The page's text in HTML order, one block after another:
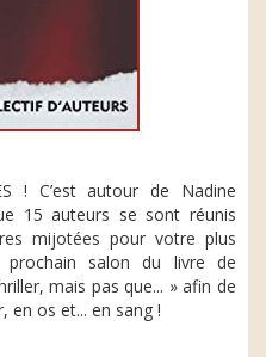
! C’est autour de Nadine
15 auteurs se sont réunis
mijotées pour votre plus
prochain salon du livre de
mais pas que... » afin de
en os et... en sang !